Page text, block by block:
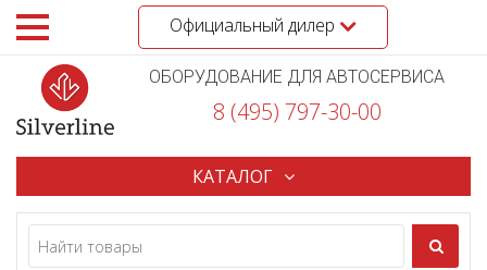
Официальный дилер
ОБОРУДОВАНИЕ ДЛЯ АВТОСЕРВИСА
8 (495) 797-30-00
КАТАЛОГ